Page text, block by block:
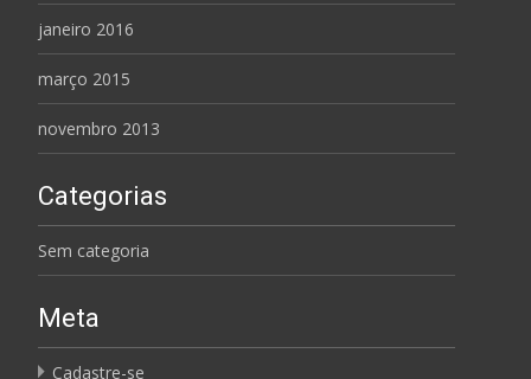
janeiro 2016
março 2015
novembro 2013
Categorias
Sem categoria
Meta
Cadastre-se